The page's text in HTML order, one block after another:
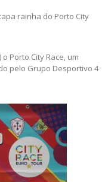
rainha do Porto City
Porto City Race, um
pelo Grupo Desportivo 4